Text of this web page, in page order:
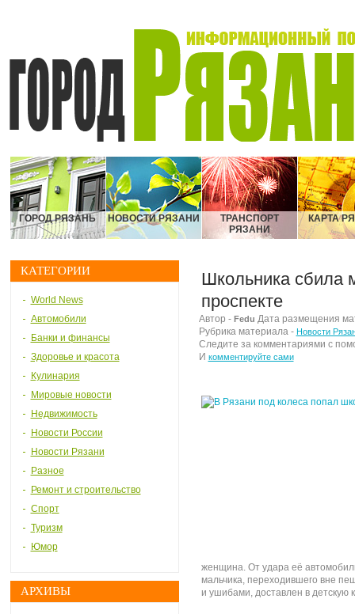
ГОРОД РЯЗАНЬ НОВОСТИ РЯЗАНИ
ТРАНСПОРТ
РЯЗАНИ
КАРТА
КАТЕГОРИИ
World News
Автомобили
Банки и финансы
Здоровье и красота
Кулинария
Мировые новости
Недвижимость
Новости России
Новости Рязани
Разное
Ремонт и строительство
Спорт
Туризм
Юмор
АРХИВЫ
Школьника сбила
проспекте
Автор - Fedu Дата размещения
Рубрика материала - Новости
Следите за комментариями с
И комментируйте сами
женщина. От удара её
мальчика, переходившего вне
и ушибами, доставлен в детскую